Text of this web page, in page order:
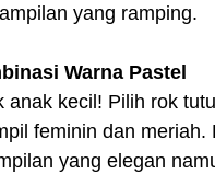
yang ramping.
Warna Pastel
anak kecil! Pilih rok
feminin dan
yang elegan